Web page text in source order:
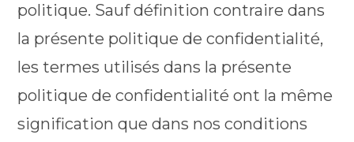
politique. Sauf définition contraire dans
la présente politique de confidentialité,
les termes utilisés dans la présente
politique de confidentialité ont la même
signification que dans nos conditions